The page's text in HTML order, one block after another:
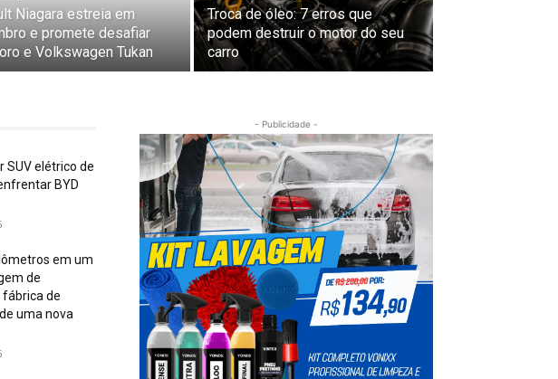
Niagara estreia em
e promete desafiar
e Volkswagen Tukan
Troca de óleo: 7 erros que
podem destruir o motor do seu
carro
SUV elétrico de
BYD
em um
de
fábrica de
uma nova
- Publicidade -